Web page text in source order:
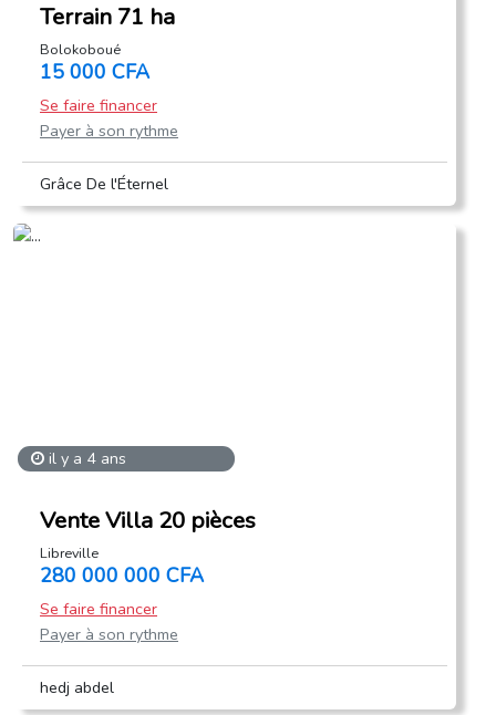
Terrain 71 ha
Bolokoboué
15 000 CFA
Se faire financer
Payer à son rythme
Grâce De l'Éternel
il y a 4 ans
Vente Villa 20 pièces
Libreville
280 000 000 CFA
Se faire financer
Payer à son rythme
hedj abdel